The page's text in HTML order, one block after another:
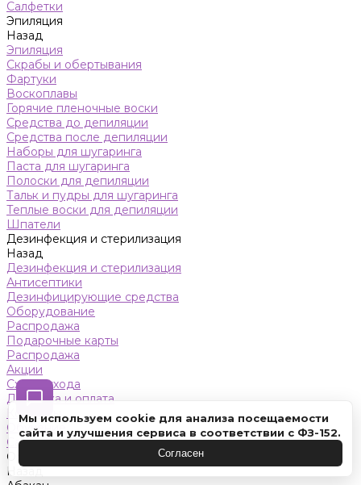
Салфетки
Эпиляция
Назад
Эпиляция
Скрабы и обертывания
Фартуки
Воскоплавы
Горячие пленочные воски
Средства до депиляции
Средства после депиляции
Наборы для шугаринга
Паста для шугаринга
Полоски для депиляции
Тальк и пудры для шугаринга
Теплые воски для депиляции
Шпатели
Дезинфекция и стерилизация
Назад
Дезинфекция и стерилизация
Антисептики
Дезинфицирующие средства
Оборудование
Распродажа
Подарочные карты
Распродажа
Акции
Схемы ухода
Доставка и оплата
Контакты
Обучение
Салон красоты
Оренбург
Назад
Мы используем cookie для анализа посещаемости
сайта и улучшения сервиса в соответствии с ФЗ-152.
Согласен